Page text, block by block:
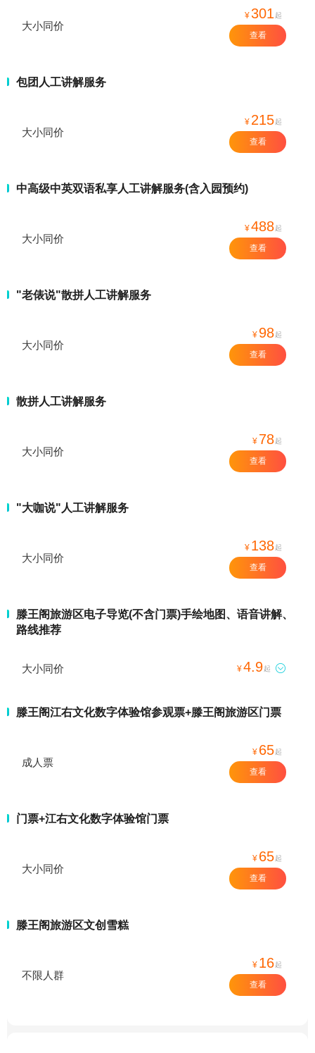
大小同价
¥301 起
查看
包团人工讲解服务
大小同价
¥ 215起
查看
中高级中英双语私享人工讲解服务(含入园预约)
大小同价
¥488起
查看
"老俵说"散拼人工讲解服务
大小同价
¥ 98起
查看
散拼人工讲解服务
大小同价
¥ 78起
查看
"大咖说"人工讲解服务
大小同价
¥ 138起
查看
滕王阁旅游区电子导览(不含门票)手绘地图、语音讲解、
路线推荐
大小同价 ¥4.9起 
滕王阁江右文化数字体验馆参观票+滕王阁旅游区门票
成人票
¥ 65起
查看
门票+江右文化数字体验馆门票
大小同价
¥ 65起
查看
滕王阁旅游区文创雪糕
不限人群
¥ 16起
查看